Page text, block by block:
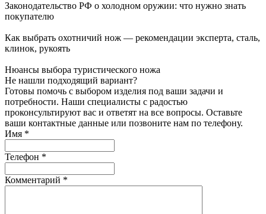
Законодательство РФ о холодном оружии: что нужно знать
покупателю
Как выбрать охотничий нож — рекомендации эксперта, сталь,
клинок, рукоять
Нюансы выбора туристического ножа
Не нашли подходящий вариант?
Готовы помочь с выбором изделия под ваши задачи и
потребности. Наши специалисты с радостью
проконсультируют вас и ответят на все вопросы. Оставьте
ваши контактные данные или позвоните нам по телефону.
Имя *
Телефон *
Комментарий *